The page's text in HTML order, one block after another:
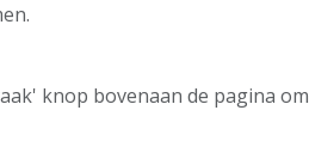
knop bovenaan de pagina om